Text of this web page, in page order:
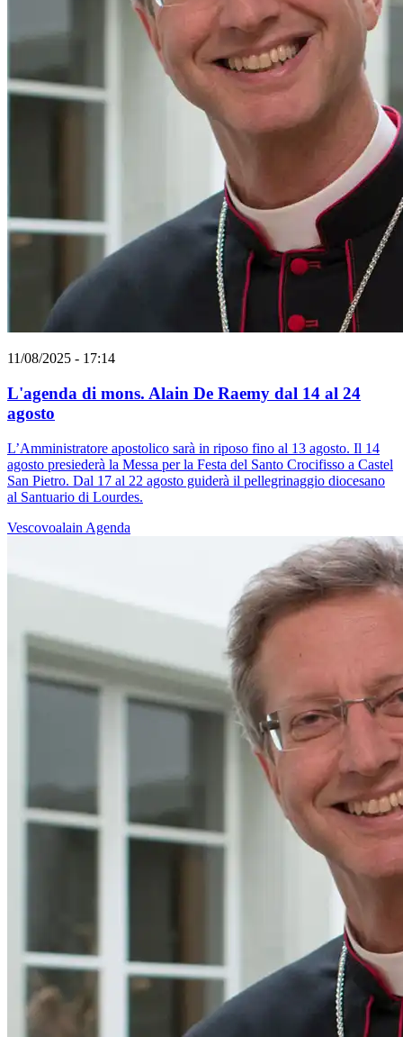
11/08/2025 - 17:14
L'agenda di mons. Alain De Raemy dal 14 al 24
agosto
L’Amministratore apostolico sarà in riposo fino al 13 agosto. Il 14
agosto presiederà la Messa per la Festa del Santo Crocifisso a Castel
San Pietro. Dal 17 al 22 agosto guiderà il pellegrinaggio diocesano
al Santuario di Lourdes.
Vescovoalain Agenda